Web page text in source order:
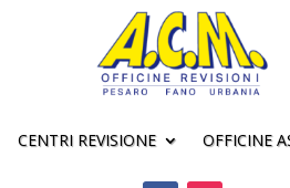
CENTRI REVISIONE OFFICINE